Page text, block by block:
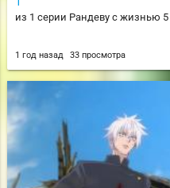
из 1 серии Рандеву с жизнью 5
1 год назад 33 просмотра